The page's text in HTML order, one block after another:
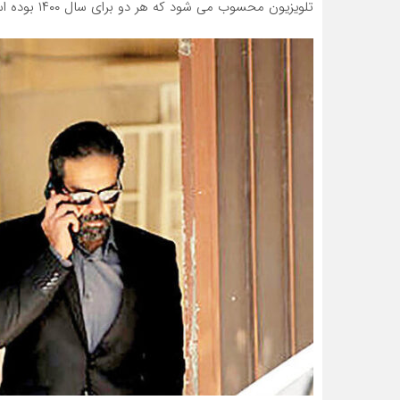
تلویزیون محسوب می شود که هر دو برای سال ۱۴۰۰ بوده است.